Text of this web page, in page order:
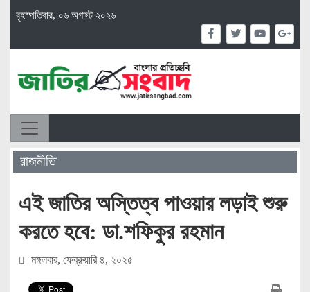
বৃহস্পতিবার, ০৬ অগাস্ট ২০২৬
রাজনীতি
এই জাতির অস্তিত্ব পাওয়ার লড়াই শুরু
করতে হবে: ডা.শফিকুর রহমান
মঙ্গলবার, ফেব্রুয়ারি ৪, ২০২৫